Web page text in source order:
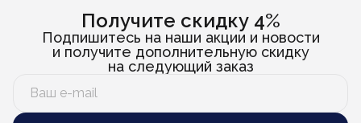
Получите скидку 4%
Подпишитесь на наши акции и новости
и получите дополнительную скидку
на следующий заказ